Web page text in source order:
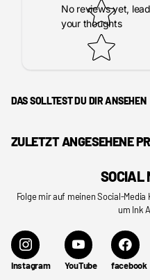
No reviews yet,
your thoughts
DAS SOLLTEST DU DIR ANSEHEN
ZULETZT ANGESEHENE
SOCIAL
Folge mir auf meinen Social-
um Ink
Instagram YouTube facebook